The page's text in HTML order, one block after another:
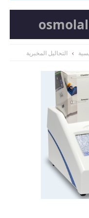
التحاليل المخبرية